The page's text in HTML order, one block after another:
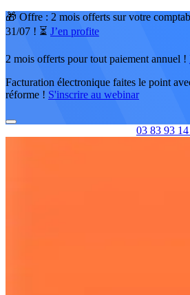
🎁 Offre : 2 mois offerts sur votre
31/07 ! ⏳ J’en profite
2 mois offerts pour tout paiement annuel !
Facturation électronique faites le point
réforme ! S'inscrire au webinar
03 83 93